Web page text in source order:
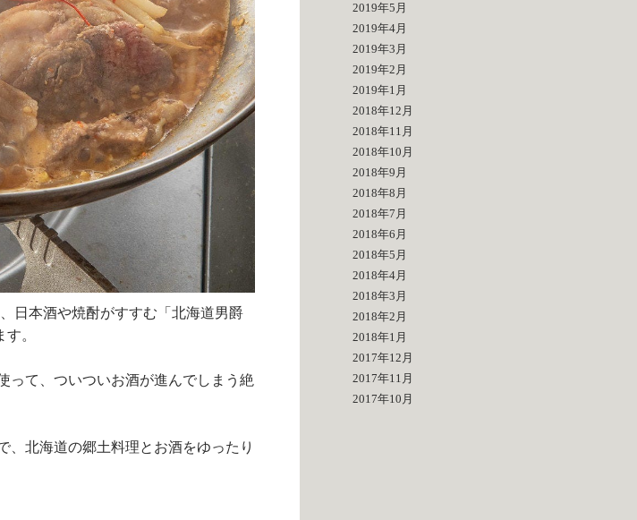
日本酒や焼酎がすすむ「北海道男爵
。
って、ついついお酒が進んでしまう絶
、北海道の郷土料理とお酒をゆったり
2019年5月
2019年4月
2019年3月
2019年2月
2019年1月
2018年12月
2018年11月
2018年10月
2018年9月
2018年8月
2018年7月
2018年6月
2018年5月
2018年4月
2018年3月
2018年2月
2018年1月
2017年12月
2017年11月
2017年10月